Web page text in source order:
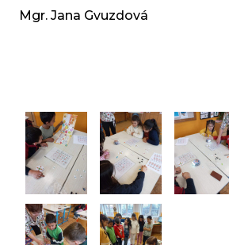
Mgr. Jana Gvuzdová